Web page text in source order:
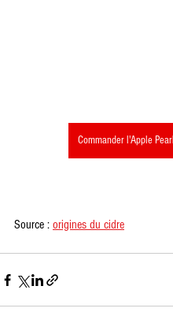
Commander l'Apple Pearl
Source : origines du cidre